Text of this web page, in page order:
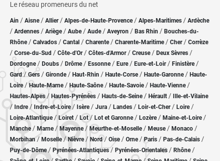
Le réseau promeneurs du net
Ain / Aisne/ Allier/ Alpes-de-Haute-Provence / Alpes-Maritimes / Ardèche
/ Ardennes / Ariège/ Aube/ Aude / Aveyron / Bas Rhin / Bouches-du-
Rhône/ Calvados / Cantal / Charente / Charente-Maritime/ Cher / Corrèze
/ Corse-du-Sud / Côte-d'Or / Côtes-d'Armor/ Creuse/ Deux Sèvres /
Dordogne/ Doubs / Drôme/ Essonne / Eure/ Eure-et-Loir / Finistère/
Gard/Gers / Gironde/ Haut-Rhin / Haute-Corse/ Haute-Garonne/ Haute-
Loire/Haute-Marne/ Haute-Saône/ Haute-Savoie/ Haute-Vienne/
Hautes-Alpes/ Hautes-Pyrénées / Hauts-de-Seine/ Hérault / Ille-et-Vilaine
/ Indre/ Indre-et-Loire/ Isère/ Jura / Landes / Loir-et-Cher/ Loire/
Loire-Atlantique/ Loiret / Lot/ Lot et Garonne/ Lozère / Maine-et-Loire/
Manche/ Marne/ Mayenne/ Meurthe-et-Moselle/ Meuse/ Monaco /
Morbihan/ Moselle/ Nièvre / Nord/ Oise / Orne/Paris / Pas-de-Calais /
Puy-de-Dôme/ Pyrénées-Atlantiques / Pyrénées-Orientales / Rhône/